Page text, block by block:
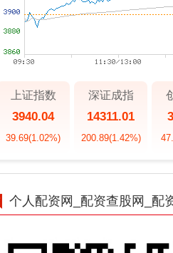
上证指数
3940.04
39.69(1.02%)
深证成指
14311.01
200.89(1.42%)
个人配资网_配资查股网_配